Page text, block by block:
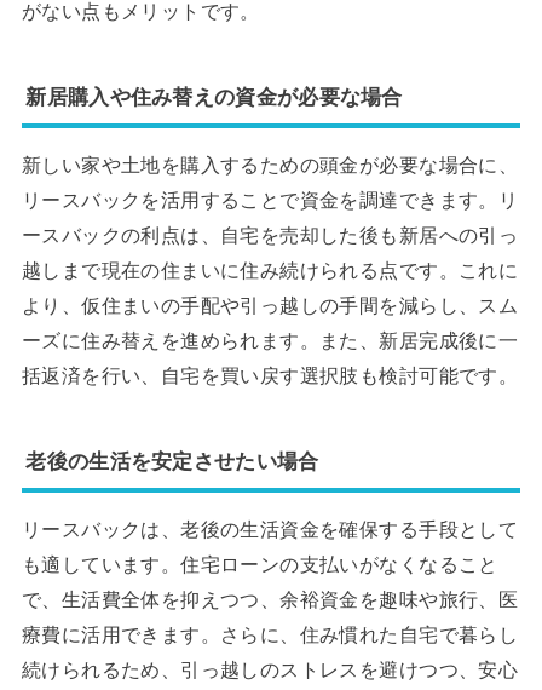
がない点もメリットです。
新居購入や住み替えの資金が必要な場合
新しい家や土地を購入するための頭金が必要な場合に、
リースバックを活用することで資金を調達できます。リ
ースバックの利点は、自宅を売却した後も新居への引っ
越しまで現在の住まいに住み続けられる点です。これに
より、仮住まいの手配や引っ越しの手間を減らし、スム
ーズに住み替えを進められます。また、新居完成後に一
括返済を行い、自宅を買い戻す選択肢も検討可能です。
老後の生活を安定させたい場合
リースバックは、老後の生活資金を確保する手段として
も適しています。住宅ローンの支払いがなくなること
で、生活費全体を抑えつつ、余裕資金を趣味や旅行、医
療費に活用できます。さらに、住み慣れた自宅で暮らし
続けられるため、引っ越しのストレスを避けつつ、安心